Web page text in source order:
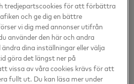
tredjepartscookies för att förbättra
och ge dig en bättre
vi dig med annonser utifrån
använder den här och andra
dina inställningar eller välja
göra det längst ner på
vissa av våra cookies krävs för att
fullt ut. Du kan läsa mer under